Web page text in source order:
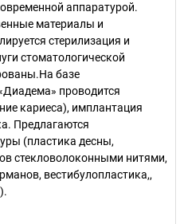
аппаратурой.
материалы и
стерилизация и
стоматологической
базе
проводится
кариеса), имплантация
Предлагаются
(пластика десны,
стекловолоконными нитями,
вестибулопластика,,